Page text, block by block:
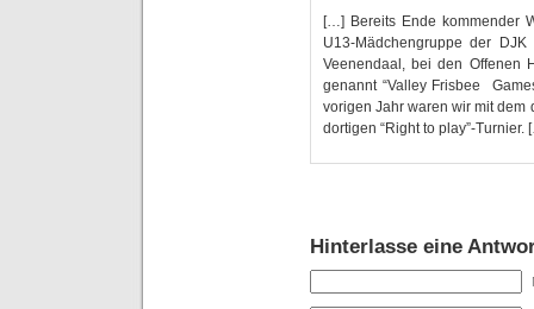
[…] Bereits Ende kommender
U13-Mädchengruppe der
Veenendaal, bei den Offenen
genannt “Valley Frisbee
vorigen Jahr waren wir mit dem
dortigen “Right to play”-Turnier.
Hinterlasse eine